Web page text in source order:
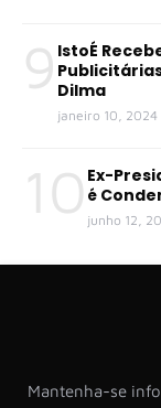
9 IstoÉ
Dilma
janeiro 10, 2024
10 Ex-
é
junho 12,
Mantenha-se